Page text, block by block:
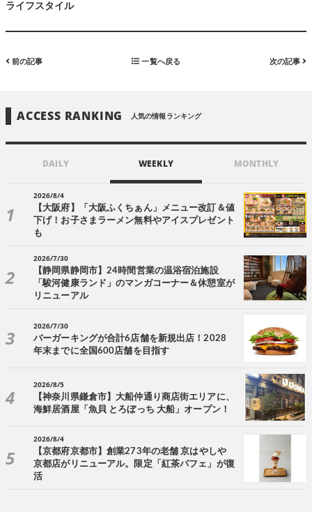
ライフスタイル
前の記事 一覧へ戻る 次の記事
ACCESS RANKING 人気の情報ランキング
DAILY WEEKLY MONTHLY
2026/8/4
【大阪府】「大阪ふくちぁん」メニュー改訂＆値
下げ！お子さまラーメン無料やアイスプレゼント
も
2026/7/30
【静岡県静岡市】24時間営業の温浴宿泊施設
「駿河健康ランド」のマンガコーナー＆休憩室が
リニューアル
2026/7/30
バーガーキングが合計6店舗を新規出店！2028
年末までに全国600店舗を目指す
2026/8/5
【神奈川県鎌倉市】大船仲通り商店街エリアに、
海鮮居酒屋「魚貝 とろぼっち 大船」オープン！
2026/8/4
【京都府京都市】創業273年の老舗 京はやしや
京都店がリニューアル。限定「紅茶パフェ」が復
活